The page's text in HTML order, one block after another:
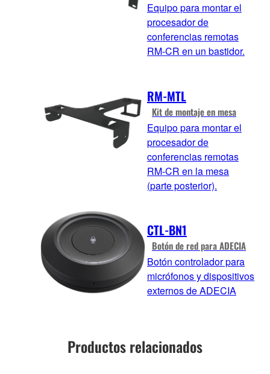
Equipo para montar el
procesador de
conferencias remotas
RM-CR en un bastidor.
RM-MTL
Kit de montaje en mesa
Equipo para montar el
procesador de
conferencias remotas
RM-CR en la mesa
(parte posterior).
CTL-BN1
Botón de red para ADECIA
Botón controlador para
micrófonos y dispositivos
externos de ADECIA
Productos relacionados